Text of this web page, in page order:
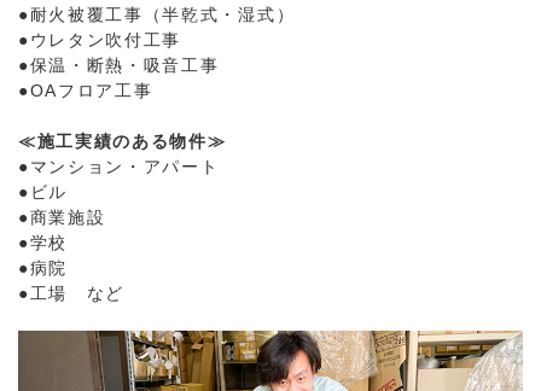
●耐火被覆工事（半乾式・湿式）
●ウレタン吹付工事
●保温・断熱・吸音工事
●OAフロア工事
≪施工実績のある物件≫
●マンション・アパート
●ビル
●商業施設
●学校
●病院
●工場 など